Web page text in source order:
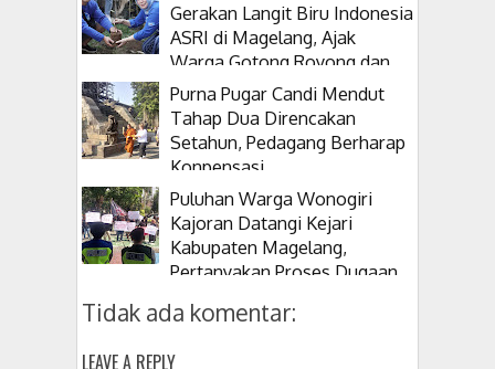
Gerakan Langit Biru Indonesia
ASRI di Magelang, Ajak
Warga Gotong Royong dan
Tanam Pohon
Purna Pugar Candi Mendut
Tahap Dua Direncakan
Setahun, Pedagang Berharap
Konpensasi
Puluhan Warga Wonogiri
Kajoran Datangi Kejari
Kabupaten Magelang,
Pertanyakan Proses Dugaan
Tidak ada komentar:
LEAVE A REPLY